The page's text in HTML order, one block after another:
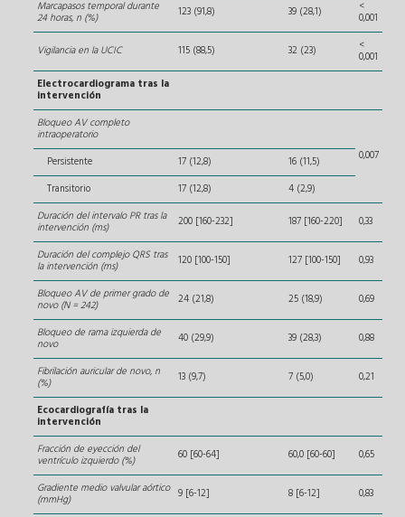
Marcapasos temporal durante
24 horas, n (%) 123 (91,8) 39 (28,1) <
0,001
Vigilancia en la UCIC
115 (88,5) 32 (23) <
0,001
Electrocardiograma tras la
intervención
Bloqueo AV completo
intraoperatorio
0,007
Persistente 17 (12,8)
16 (11,5)
Transitorio
17 (12,8)
4 (2,9)
Duración del intervalo PR tras la
intervención (ms) 200 [160-232] 187 [160-220] 0,33
Duración del complejo QRS tras
la intervención (ms) 120 [100-150] 127 [100-150] 0,93
Bloqueo AV de primer grado de
novo (N = 242) 24 (21,8) 25 (18,9) 0,69
Bloqueo de rama izquierda de
novo 40 (29,9) 39 (28,3) 0,88
Fibrilación auricular de novo, n
(%) 13 (9,7) 7 (5,0) 0,21
Ecocardiografía tras la
intervención
Fracción de eyección del
ventrículo izquierdo (%) 60 [60-64] 60,0 [60-60] 0,65
Gradiente medio valvular aórtico
(mmHg) 9 [6-12] 8 [6-12] 0,83